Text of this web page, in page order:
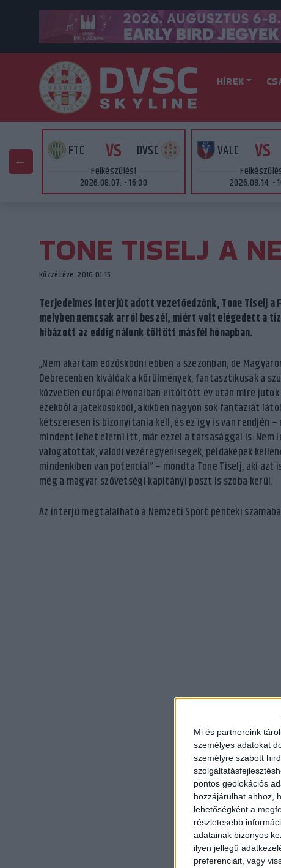
Mi és partnereink
személyes adatokat
személyre szabott
pontos geolokációs
hozzájárulhat ahhoz,
lehetőségként a
részletesebb
adatainak bizonyos
ilyen jellegű
preferenciáit, vagy
HÍREK
FTC VS DVSC
Felkészülési
2026.08.07. - 16:00
VALC VS
2026.08.14. -
TONE TISELJ A
Közzétéve: 2016.01.15.
Terjedelmes interjút adott vezetőedzőnk, Tone Tiselj a
melyben nemcsak arról beszél, miért volt elégedett a
hibázott az eddig nálunk töltött másfél hónapban.
„Nem akartam edzősködni ebben a szezonban, de
Debrecenben kiválóak a körülmények, fantasztikusak a
közvetlen európai élvonalban eltöltött év után mire
ezekből a játékosokból, akikben nagyon sok fantáziát
kétszeresen is bizonyítania kell, és ez így is van rendjén
mindent lehet elérni itt, már ezzel a társasággal is. Nem
válogatottak, valódi vezéregyéniségek, példaképek
mindenkiben van potenciál” – mondta Tone Tiselj, aki
még a magyar szövetségi kapitányi poszt is szóba kerül.
Az interjú megtalálható a Nemzeti Sport pénteki